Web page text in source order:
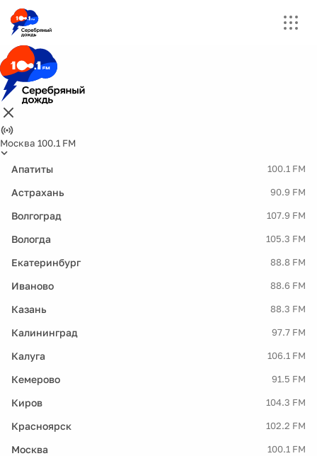
Москва 100.1 FM
Апатиты 100.1 FM
Астрахань 90.9 FM
Волгоград 107.9 FM
Вологда 105.3 FM
Екатеринбург 88.8 FM
Иваново 88.6 FM
Казань 88.3 FM
Калининград 97.7 FM
Калуга 106.1 FM
Кемерово 91.5 FM
Киров 104.3 FM
Красноярск 102.2 FM
Москва 100.1 FM